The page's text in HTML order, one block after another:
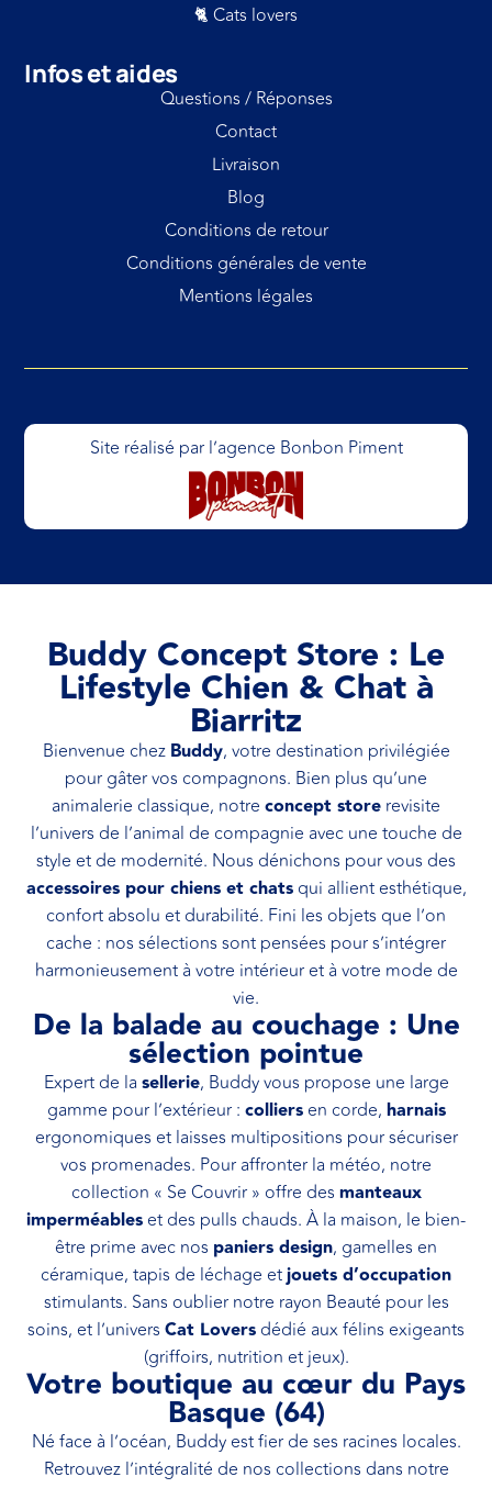
🐈 Cats lovers
Infos et aides
Questions / Réponses
Contact
Livraison
Blog
Conditions de retour
Conditions générales de vente
Mentions légales
Site réalisé par l’agence Bonbon Piment
Buddy Concept Store : Le
Lifestyle Chien & Chat à
Biarritz
Bienvenue chez Buddy, votre destination privilégiée
pour gâter vos compagnons. Bien plus qu’une
animalerie classique, notre concept store revisite
l’univers de l’animal de compagnie avec une touche de
style et de modernité. Nous dénichons pour vous des
accessoires pour chiens et chatsqui allient esthétique,
confort absolu et durabilité. Fini les objets que l’on
cache : nos sélections sont pensées pour s’intégrer
harmonieusement à votre intérieur et à votre mode de
vie.
De la balade au couchage : Une
sélection pointue
Expert de lasellerie, Buddy vous propose une large
gamme pour l’extérieur : colliersen corde, harnais
ergonomiques et laisses multipositions pour sécuriser
vos promenades. Pour affronter la météo, notre
collection « Se Couvrir » offre des manteaux
imperméables et des pulls chauds. À la maison, le bien-
être prime avec nos paniers design, gamelles en
céramique, tapis de léchage etjouets d’occupation
stimulants. Sans oublier notre rayon Beauté pour les
soins, et l’univers Cat Lovers dédié aux félins exigeants
(griffoirs, nutrition et jeux).
Votre boutique au cœur du Pays
Basque (64)
Né face à l’océan, Buddy est fier de ses racines locales.
Retrouvez l’intégralité de nos collections dans notre